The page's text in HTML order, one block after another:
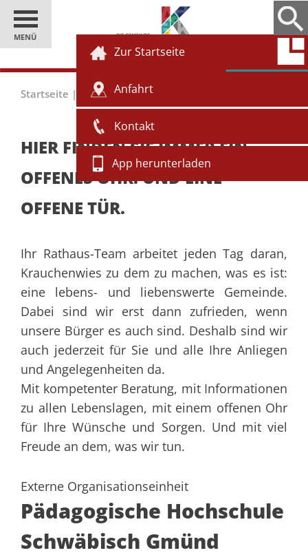
MENÜ
Zur Startseite
Anfahrt
Kontakt
App herunterladen
Startseite | Einwohner|Bürgerservice
HIER FINDEN SIE IMMER EIN
OFFENES OHR. UND EINE
OFFENE TÜR.
Ihr Rathaus-Team arbeitet jeden Tag daran,
Krauchenwies zu dem zu machen, was es ist:
eine lebens- und liebenswerte Gemeinde.
Dabei sind wir erst dann zufrieden, wenn
unsere Bürger es auch sind. Deshalb sind wir
auch jederzeit für Sie und alle Ihre Anliegen
und Angelegenheiten da.
Mit kompetenter Beratung, mit Informationen
zu allen Lebenslagen, mit einem offenen Ohr
für Ihre Wünsche und Sorgen. Und mit viel
Freude an dem, was wir tun.
Externe Organisationseinheit
Pädagogische Hochschule
Schwäbisch Gmünd